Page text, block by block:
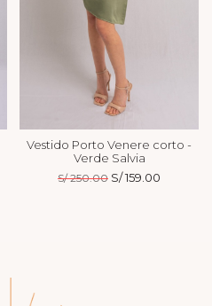
Vestido Porto Venere corto -
Verde Salvia
S/250.00 El
S/159.00